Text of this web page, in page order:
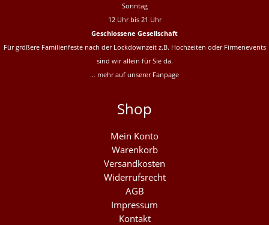
Sonntag
12 Uhr bis 21 Uhr
Geschlossene Gesellschaft
Für größere Familienfeste nach der Lockdownzeit z.B. Hochzeiten oder Firmenevents
sind wir allein für Sie da.
… mehr auf unserer Fanpage
Shop
Mein Konto
Warenkorb
Versandkosten
Widerrufsrecht
AGB
Impressum
Kontakt